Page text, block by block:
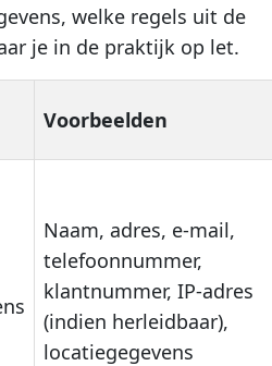
welke regels uit de
je in de praktijk op let.
Voorbeelden
Naam, adres, e-mail,
telefoonnummer,
klantnummer, IP-adres
(indien herleidbaar),
locatiegegevens